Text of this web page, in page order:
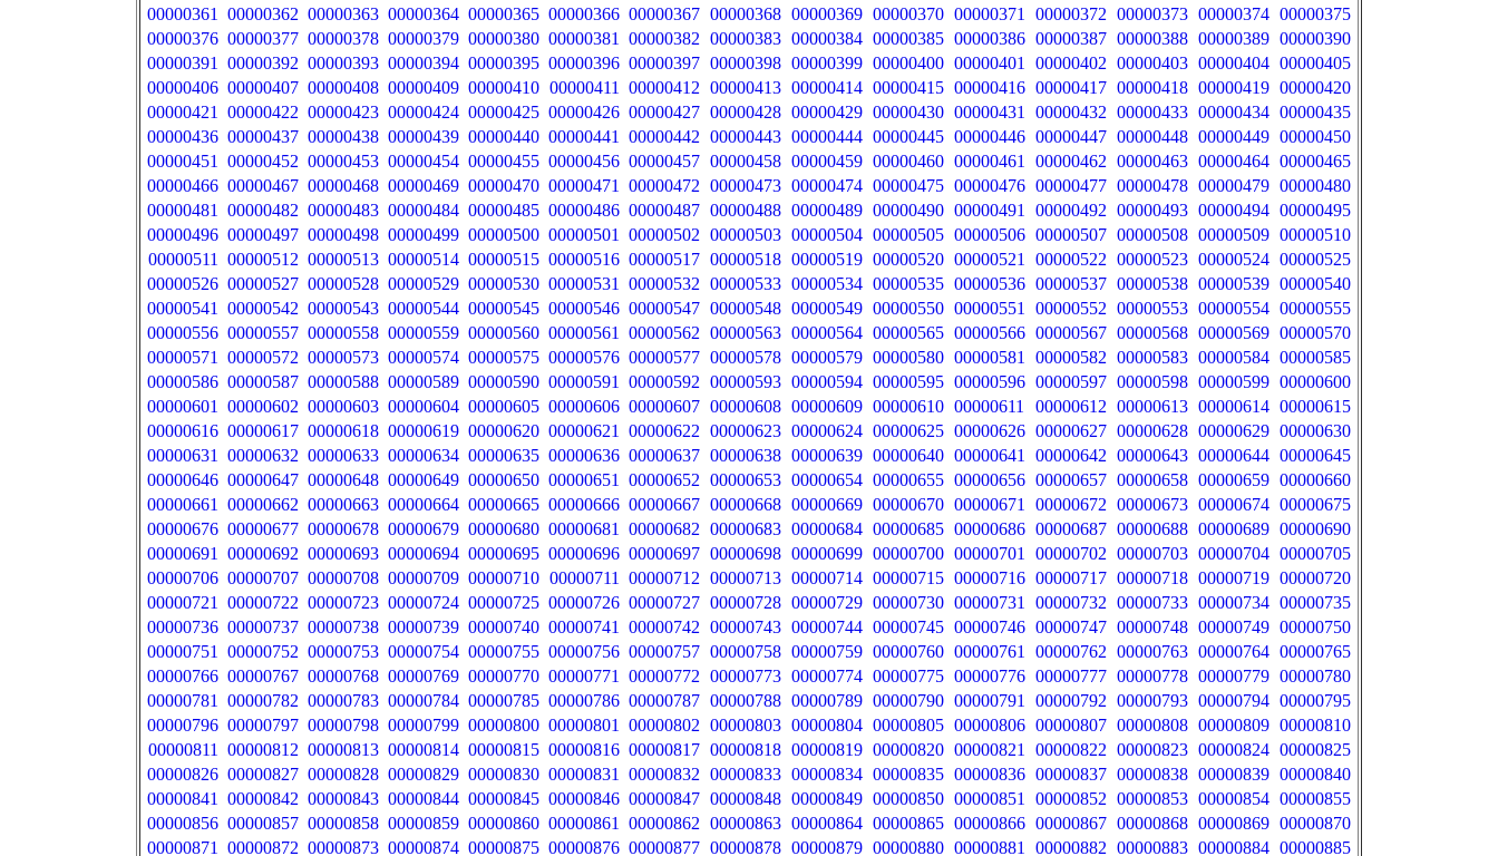
00000361
00000362 00000363 00000364 00000365 00000366 00000367 00000368 00000369 00000370 00000371 00000372 00000373 00000374 00000375
00000376 00000377 00000378 00000379 00000380 00000381 00000382 00000383 00000384 00000385 00000386 00000387 00000388 00000389 00000390
00000391
00000392 00000393 00000394 00000395 00000396 00000397 00000398 00000399 00000400 00000401 00000402 00000403 00000404 00000405
00000406 00000407 00000408 00000409 00000410 00000411 00000412 00000413 00000414 00000415 00000416 00000417 00000418 00000419 00000420
00000421
00000422 00000423 00000424 00000425 00000426 00000427 00000428 00000429 00000430 00000431 00000432 00000433 00000434 00000435
00000436 00000437 00000438 00000439 00000440 00000441 00000442 00000443 00000444 00000445 00000446 00000447 00000448 00000449 00000450
00000451
00000452 00000453 00000454 00000455 00000456 00000457 00000458 00000459 00000460 00000461 00000462 00000463 00000464 00000465
00000466 00000467 00000468 00000469 00000470 00000471 00000472 00000473 00000474 00000475 00000476 00000477 00000478 00000479 00000480
00000481
00000482 00000483 00000484 00000485 00000486 00000487 00000488 00000489 00000490 00000491 00000492 00000493 00000494 00000495
00000496 00000497 00000498 00000499 00000500 00000501 00000502 00000503 00000504 00000505 00000506 00000507 00000508 00000509 00000510
00000511
00000512 00000513 00000514 00000515 00000516 00000517 00000518 00000519 00000520 00000521 00000522 00000523 00000524 00000525
00000526 00000527 00000528 00000529 00000530 00000531 00000532 00000533 00000534 00000535 00000536 00000537 00000538 00000539 00000540
00000541
00000542 00000543 00000544 00000545 00000546 00000547 00000548 00000549 00000550 00000551 00000552 00000553 00000554 00000555
00000556 00000557 00000558 00000559 00000560 00000561 00000562 00000563 00000564 00000565 00000566 00000567 00000568 00000569 00000570
00000571
00000572 00000573 00000574 00000575 00000576 00000577 00000578 00000579 00000580 00000581 00000582 00000583 00000584 00000585
00000586 00000587 00000588 00000589 00000590 00000591 00000592 00000593 00000594 00000595 00000596 00000597 00000598 00000599 00000600
00000601
00000602 00000603 00000604 00000605 00000606 00000607 00000608 00000609 00000610 00000611 00000612 00000613 00000614 00000615
00000616 00000617 00000618 00000619 00000620 00000621 00000622 00000623 00000624 00000625 00000626 00000627 00000628 00000629 00000630
00000631
00000632 00000633 00000634 00000635 00000636 00000637 00000638 00000639 00000640 00000641 00000642 00000643 00000644 00000645
00000646 00000647 00000648 00000649 00000650 00000651 00000652 00000653 00000654 00000655 00000656 00000657 00000658 00000659 00000660
00000661
00000662 00000663 00000664 00000665 00000666 00000667 00000668 00000669 00000670 00000671 00000672 00000673 00000674 00000675
00000676 00000677 00000678 00000679 00000680 00000681 00000682 00000683 00000684 00000685 00000686 00000687 00000688 00000689 00000690
00000691
00000692 00000693 00000694 00000695 00000696 00000697 00000698 00000699 00000700 00000701 00000702 00000703 00000704 00000705
00000706 00000707 00000708 00000709 00000710 00000711 00000712 00000713 00000714 00000715 00000716 00000717 00000718 00000719 00000720
00000721
00000722 00000723 00000724 00000725 00000726 00000727 00000728 00000729 00000730 00000731 00000732 00000733 00000734 00000735
00000736 00000737 00000738 00000739 00000740 00000741 00000742 00000743 00000744 00000745 00000746 00000747 00000748 00000749 00000750
00000751
00000752 00000753 00000754 00000755 00000756 00000757 00000758 00000759 00000760 00000761 00000762 00000763 00000764 00000765
00000766 00000767 00000768 00000769 00000770 00000771 00000772 00000773 00000774 00000775 00000776 00000777 00000778 00000779 00000780
00000781
00000782 00000783 00000784 00000785 00000786 00000787 00000788 00000789 00000790 00000791 00000792 00000793 00000794 00000795
00000796 00000797 00000798 00000799 00000800 00000801 00000802 00000803 00000804 00000805 00000806 00000807 00000808 00000809 00000810
00000811
00000812 00000813 00000814 00000815 00000816 00000817 00000818 00000819 00000820 00000821 00000822 00000823 00000824 00000825
00000826 00000827 00000828 00000829 00000830 00000831 00000832 00000833 00000834 00000835 00000836 00000837 00000838 00000839 00000840
00000841
00000842 00000843 00000844 00000845 00000846 00000847 00000848 00000849 00000850 00000851 00000852 00000853 00000854 00000855
00000856 00000857 00000858 00000859 00000860 00000861 00000862 00000863 00000864 00000865 00000866 00000867 00000868 00000869 00000870
00000871
00000872 00000873 00000874 00000875 00000876 00000877 00000878 00000879 00000880 00000881 00000882 00000883 00000884 00000885